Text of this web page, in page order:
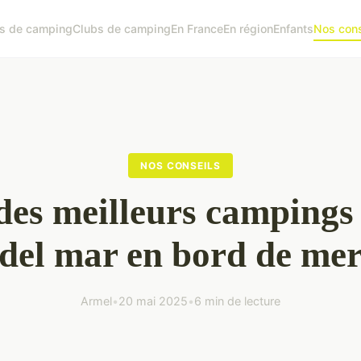
de campingClubs de campingEn FranceEn régionEnfantsNos
NOS CONSEILS
meilleurs
mar en bord de
Armel•20 mai 2025•6 min de lecture